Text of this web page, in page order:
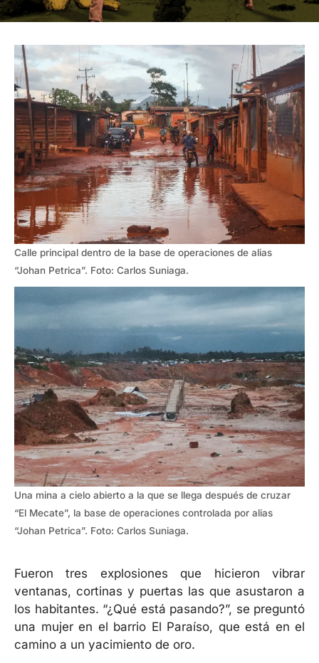
Calle principal dentro de la base de operaciones de alias
“Johan Petrica”. Foto: Carlos Suniaga.
Una mina a cielo abierto a la que se llega después de cruzar
“El Mecate”, la base de operaciones controlada por alias
“Johan Petrica”. Foto: Carlos Suniaga.
Fueron tres explosiones que hicieron vibrar
ventanas, cortinas y puertas las que asustaron a
los habitantes. “¿Qué está pasando?”, se preguntó
una mujer en el barrio El Paraíso, que está en el
camino a un yacimiento de oro.